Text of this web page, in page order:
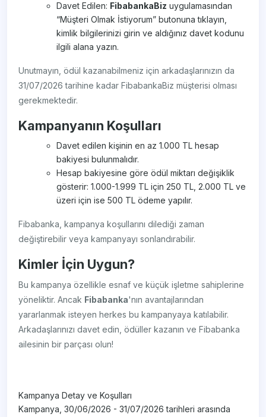
Davet Edilen: FibabankaBiz uygulamasından
“Müşteri Olmak İstiyorum” butonuna tıklayın,
kimlik bilgilerinizi girin ve aldığınız davet kodunu
ilgili alana yazın.
Unutmayın, ödül kazanabilmeniz için arkadaşlarınızın da
31/07/2026 tarihine kadar FibabankaBiz müşterisi olması
gerekmektedir.
Kampanyanın Koşulları
Davet edilen kişinin en az 1.000 TL hesap
bakiyesi bulunmalıdır.
Hesap bakiyesine göre ödül miktarı değişiklik
gösterir: 1.000-1.999 TL için 250 TL, 2.000 TL ve
üzeri için ise 500 TL ödeme yapılır.
Fibabanka, kampanya koşullarını dilediği zaman
değiştirebilir veya kampanyayı sonlandırabilir.
Kimler İçin Uygun?
Bu kampanya özellikle esnaf ve küçük işletme sahiplerine
yöneliktir. Ancak Fibabanka'nın avantajlarından
yararlanmak isteyen herkes bu kampanyaya katılabilir.
Arkadaşlarınızı davet edin, ödüller kazanın ve Fibabanka
ailesinin bir parçası olun!
Kampanya Detay ve Koşulları
Kampanya, 30/06/2026 - 31/07/2026 tarihleri arasında